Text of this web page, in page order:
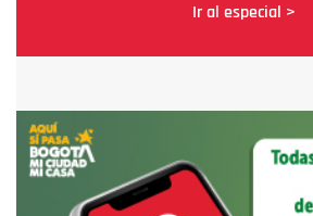
Ir al especial >